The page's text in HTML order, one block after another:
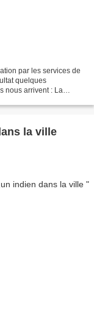
par les services de
quelques
nous arrivent : La
dans la ville